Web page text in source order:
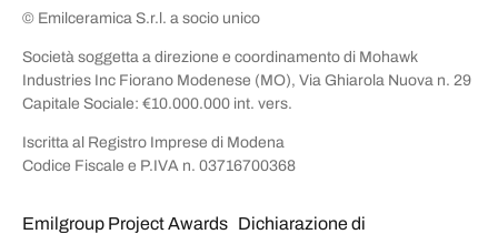
© Emilceramica S.r.l. a socio unico
Società soggetta a direzione e coordinamento di Mohawk
Industries Inc Fiorano Modenese (MO), Via Ghiarola Nuova n. 29
Capitale Sociale: €10.000.000 int. vers.
Iscritta al Registro Imprese di Modena
Codice Fiscale e P.IVA n. 03716700368
Emilgroup Project Awards Dichiarazione di